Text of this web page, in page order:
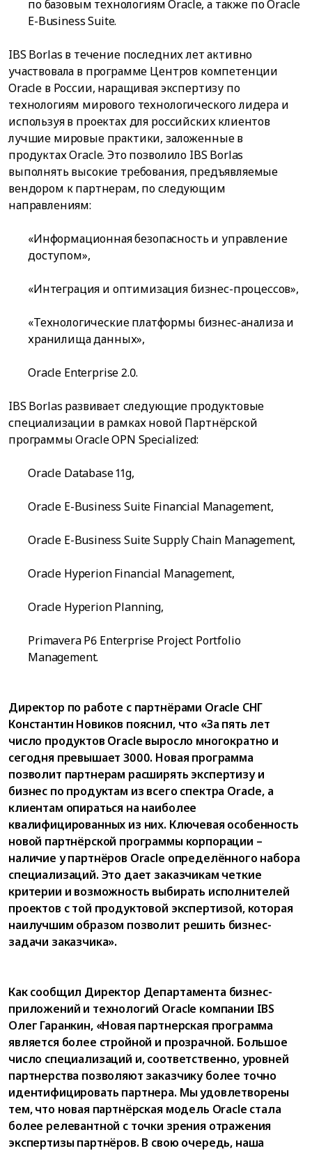
по базовым технологиям Oracle, а также по Oracle
E-Business Suite.
IBS Borlas в течение последних лет активно
участвовала в программе Центров компетенции
Oracle в России, наращивая экспертизу по
технологиям мирового технологического лидера и
используя в проектах для российских клиентов
лучшие мировые практики, заложенные в
продуктах Oracle. Это позволило IBS Borlas
выполнять высокие требования, предъявляемые
вендором к партнерам, по следующим
направлениям:
«Информационная безопасность и управление
доступом»,
«Интеграция и оптимизация бизнес-процессов»,
«Технологические платформы бизнес-анализа и
хранилища данных»,
Oracle Enterprise 2.0.
IBS Borlas развивает следующие продуктовые
специализации в рамках новой Партнёрской
программы Oracle OPN Specialized:
Oracle Database 11g,
Oracle E-Business Suite Financial Management,
Oracle E-Business Suite Supply Chain Management,
Oracle Hyperion Financial Management,
Oracle Hyperion Planning,
Primavera P6 Enterprise Project Portfolio
Management.
Директор по работе с партнёрами Oracle СНГ
Константин Новиков пояснил, что «За пять лет
число продуктов Oracle выросло многократно и
сегодня превышает 3000. Новая программа
позволит партнерам расширять экспертизу и
бизнес по продуктам из всего спектра Oracle, а
клиентам опираться на наиболее
квалифицированных из них. Ключевая особенность
новой партнёрской программы корпорации –
наличие у партнёров Oracle определённого набора
специализаций. Это дает заказчикам четкие
критерии и возможность выбирать исполнителей
проектов с той продуктовой экспертизой, которая
наилучшим образом позволит решить бизнес-
задачи заказчика».
Как сообщил Директор Департамента бизнес-
приложений и технологий Oracle компании IBS
Олег Гаранкин, «Новая партнерская программа
является более стройной и прозрачной. Большое
число специализаций и, соответственно, уровней
партнерства позволяют заказчику более точно
идентифицировать партнера. Мы удовлетворены
тем, что новая партнёрская модель Oracle стала
более релевантной с точки зрения отражения
экспертизы партнёров. В свою очередь, наша